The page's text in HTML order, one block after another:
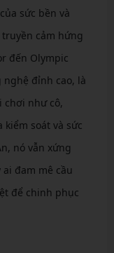
sức bền và
cảm hứng
đến Olympic
nghệ đỉnh cao, là
chơi như cô,
soát và sức
nó vẫn xứng
đam mê cầu
để chinh phục